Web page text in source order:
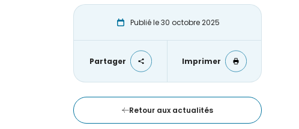
Publié le 30 octobre 2025
Partager Imprimer
Retour aux actualités